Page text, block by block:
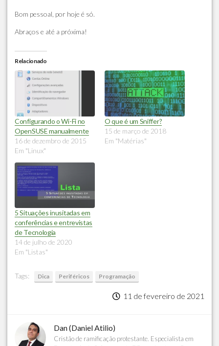
Bom pessoal, por hoje é só.
Abraços e até a próxima!
Relacionado
Configurando o Wi-Fi no
OpenSUSE manualmente
16 de dezembro de 2015
Em "Linux"
O que é um Sniffer?
15 de março de 2018
Em "Matérias"
5 Situações inusitadas em
conferências e entrevistas
de Tecnologia
14 de julho de 2020
Em "Listas"
Tags: Dica Periféricos Programação
11 de fevereiro de 2021
Dan (Daniel Atilio)
Cristão de ramificação protestante. Especialista em